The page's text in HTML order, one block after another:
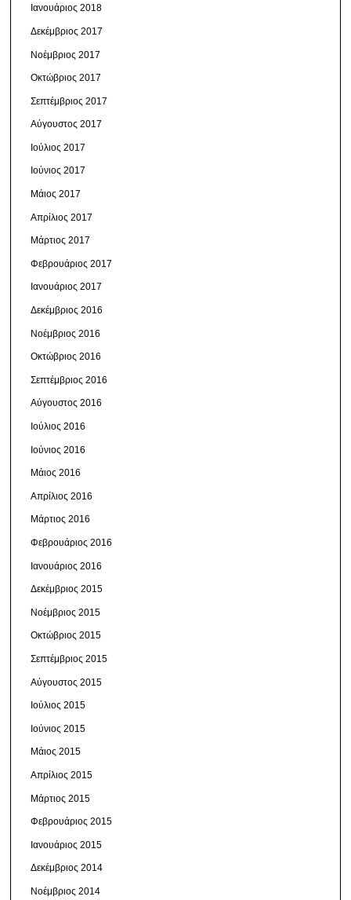
Ιανουάριος 2018
Δεκέμβριος 2017
Νοέμβριος 2017
Οκτώβριος 2017
Σεπτέμβριος 2017
Αύγουστος 2017
Ιούλιος 2017
Ιούνιος 2017
Μάιος 2017
Απρίλιος 2017
Μάρτιος 2017
Φεβρουάριος 2017
Ιανουάριος 2017
Δεκέμβριος 2016
Νοέμβριος 2016
Οκτώβριος 2016
Σεπτέμβριος 2016
Αύγουστος 2016
Ιούλιος 2016
Ιούνιος 2016
Μάιος 2016
Απρίλιος 2016
Μάρτιος 2016
Φεβρουάριος 2016
Ιανουάριος 2016
Δεκέμβριος 2015
Νοέμβριος 2015
Οκτώβριος 2015
Σεπτέμβριος 2015
Αύγουστος 2015
Ιούλιος 2015
Ιούνιος 2015
Μάιος 2015
Απρίλιος 2015
Μάρτιος 2015
Φεβρουάριος 2015
Ιανουάριος 2015
Δεκέμβριος 2014
Νοέμβριος 2014